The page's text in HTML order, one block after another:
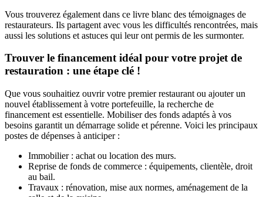
Vous trouverez également dans ce livre blanc des témoignages de
restaurateurs. Ils partagent avec vous les difficultés rencontrées, mais
aussi les solutions et astuces qui leur ont permis de les surmonter.
Trouver le financement idéal pour votre projet de
restauration : une étape clé !
Que vous souhaitiez ouvrir votre premier restaurant ou ajouter un
nouvel établissement à votre portefeuille, la recherche de
financement est essentielle. Mobiliser des fonds adaptés à vos
besoins garantit un démarrage solide et pérenne. Voici les principaux
postes de dépenses à anticiper :
Immobilier : achat ou location des murs.
Reprise de fonds de commerce : équipements, clientèle, droit
au bail.
Travaux : rénovation, mise aux normes, aménagement de la